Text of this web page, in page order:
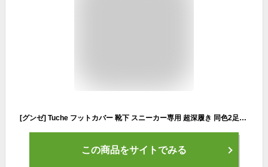
[グンゼ] Tuche フットカバー 靴下 スニーカー専用 超深履き 同色2足組 レディース オフホワイト 日本 22-24 (日本サイズM-L相当)
この商品をサイトでみる